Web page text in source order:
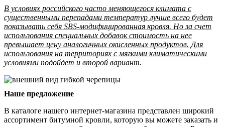
В условиях российского часто меняющегося климата с
существенными перепадами температур лучше всего будет
показывать себя SBS-модифицированная кровля. Но за счет
использования специальных добавок стоимость на нее
превышает цену аналогичных окисленных продуктов. Для
использования на территориях с мягкими климатическими
условиями подойдет и второй вариант.
Наше предложение
В каталоге нашего интернет-магазина представлен широкий
ассортимент битумной кровли, которую вы можете заказать и